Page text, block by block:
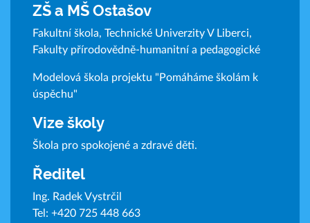
ZŠ a MŠ Ostašov
Fakultní škola, Technické Univerzity V Liberci,
Fakulty přírodovědně-humanitní a pedagogické
Modelová škola projektu "Pomáháme školám k
úspěchu"
Vize školy
Škola pro spokojené a zdravé děti.
Ředitel
Ing. Radek Vystrčil
Tel: +420 725 448 663